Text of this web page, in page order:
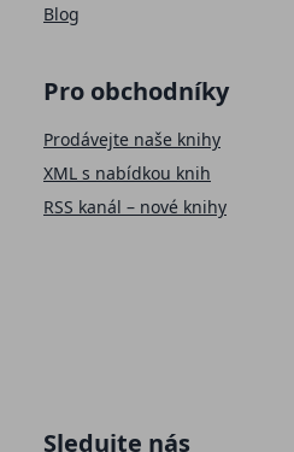
Blog
Pro obchodníky
Prodávejte naše knihy
XML s nabídkou knih
RSS kanál – nové knihy
Sledujte nás